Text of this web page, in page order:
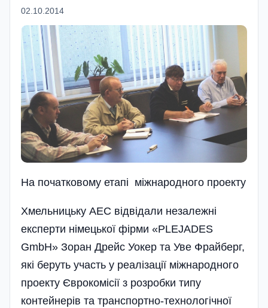
02.10.2014
На початковому етапi мiжнародного проекту
Хмельницьку АЕС відвідали незалежні
експерти німецької фірми «PLEJADES
GmbH» Зоран Дрейс Уокер та Уве Фрайберг,
які беруть участь у реалізації міжнародного
проекту Єврокомісії з розробки типу
контейнерів та транспортно-технологічної